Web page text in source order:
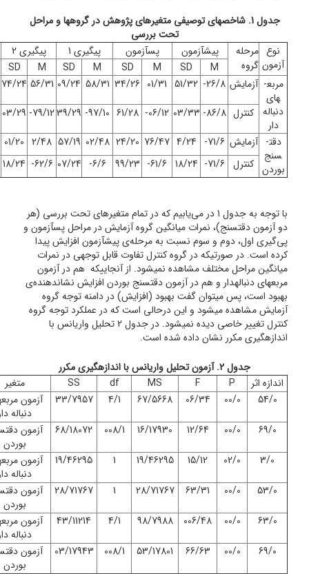
جدول 1. شاخص­های توصیفی متغیرهای پژوهش در گروه­ها و مراحل
تحت بررسی
نوع
آزمون
مرحله
گروه
پیش­آزمون پس­آزمون پیگیری 1
پیگیری 2
M
SD
M
SD
M
SD
M
SD
مربع­
های
دنباله
دار
آزمایش 26/8-
51/32
01/31
34/26
58/31
09/24
56/31
74/24
کنترل 86/8-
03/33
06/12-
61/28
97/10-
39/29
79/12-
03/29
دقت­
سنج
بوردن
آزمایش 71/6-
4/24
76/47
24/20
02/48
57/19
2/48
01/20
کنترل 71/6-
18/24
61/6-
99/23
6/6-
07/24
62/6-
18/24
با توجه به جدول 1 در می‌یابیم که در تمام متغیرهای تحت بررسی (هر
دو آزمون دقت­سنج)، نمرات میانگین گروه آزمایش در مراحل پس­آزمون و
پی‌گیری اول، دوم و سوم نسبت به مرحله‌ی پیش­آزمون افزایش پیدا
کرده است. در صورتی­که در گروه کنترل تفاوت قابل توجهی در نمرات
میانگین مراحل مختلف مشاهده نمی­شود. از آنجایی­که هم در آزمون
مربع­های دنباله­دار و هم در آزمون دقت­سنج بوردن افزایش نشان­دهنده‌ی
بهبود است، پس می­توان گفت بهبود (افزایش) در دامنه توجه گروه
آزمایش مشاهده می­شود و این درحالی است که در عملکرد توجه گروه
کنترل تغییر خاصی دیده نمی­شود. در جدول 2 تحلیل واریانس با
اندازه­گیری مکرر نشان داده شده است.
جدول 2. آزمون تحلیل واریانس با اندازه­گیری مکرر
اندازه اثر
P
F
MS
df
SS
متغیر
54/0
00/0
06/34
67/5668
4/1
33/7957
آزمون
دنباله
69/0
00/0
12/64
16/17930
008/1
68/18072
آزمون
بوردن
3/0
02/0
15/12
19/46295
1
19/46295
آزمون
دنباله
53/0
00/0
63/31
28/71767
1
28/71767
آزمون
بوردن
63/0
00/0
006/48
98/7988
4/1
43/11214
آزمون
دنباله
69/0
00/0
66/63
53/17801
008/1
03/17943
آزمون
بوردن